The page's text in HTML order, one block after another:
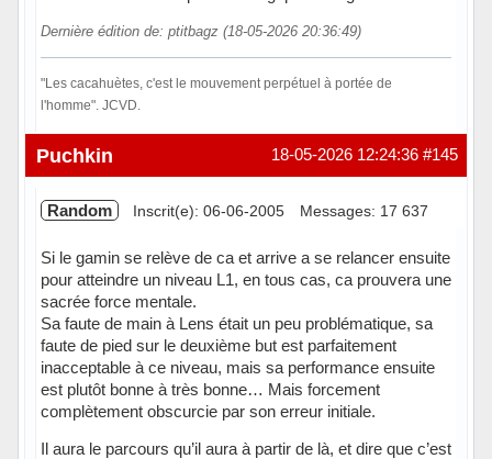
Dernière édition de: ptitbagz (18-05-2026 20:36:49)
"Les cacahuètes, c'est le mouvement perpétuel à portée de
l'homme". JCVD.
Hors ligne #145
18-05-2026 12:24:36
Puchkin
Random Inscrit(e): 06-06-2005 Messages: 17 637
Si le gamin se relève de ca et arrive a se relancer ensuite
pour atteindre un niveau L1, en tous cas, ca prouvera une
sacrée force mentale.
Sa faute de main à Lens était un peu problématique, sa
faute de pied sur le deuxième but est parfaitement
inacceptable à ce niveau, mais sa performance ensuite
est plutôt bonne à très bonne… Mais forcement
complètement obscurcie par son erreur initiale.
Il aura le parcours qu’il aura à partir de là, et dire que c’est